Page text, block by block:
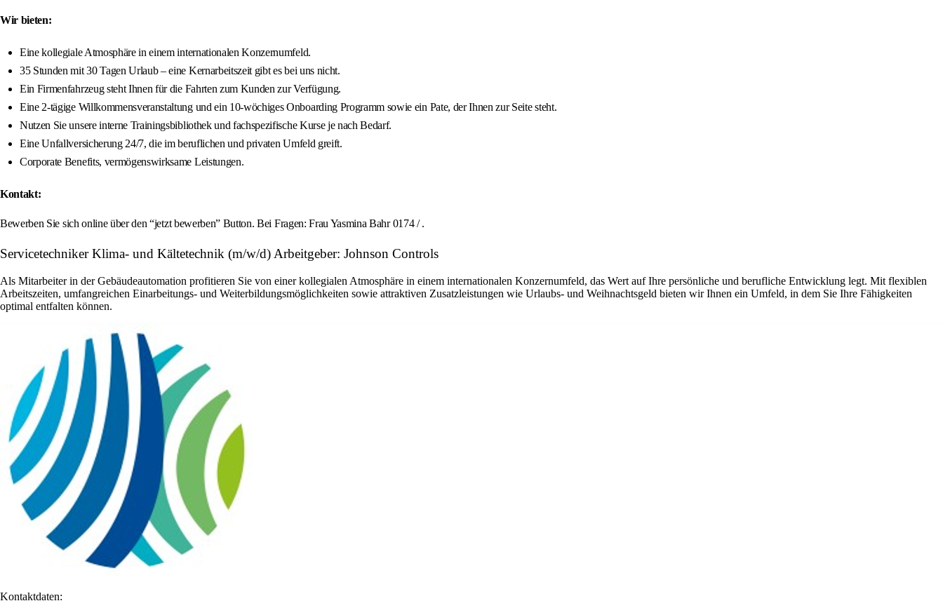
Wir bieten:
Eine kollegiale Atmosphäre in einem internationalen Konzernumfeld.
35 Stunden mit 30 Tagen Urlaub – eine Kernarbeitszeit gibt es bei uns nicht.
Ein Firmenfahrzeug steht Ihnen für die Fahrten zum Kunden zur Verfügung.
Eine 2-tägige Willkommensveranstaltung und ein 10-wöchiges Onboarding Programm sowie ein Pate, der Ihnen zur Seite steht.
Nutzen Sie unsere interne Trainingsbibliothek und fachspezifische Kurse je nach Bedarf.
Eine Unfallversicherung 24/7, die im beruflichen und privaten Umfeld greift.
Corporate Benefits, vermögenswirksame Leistungen.
Kontakt:
Bewerben Sie sich online über den “jetzt bewerben” Button. Bei Fragen: Frau Yasmina Bahr 0174 / .
Servicetechniker Klima- und Kältetechnik (m/w/d) Arbeitgeber: Johnson Controls
Als Mitarbeiter in der Gebäudeautomation profitieren Sie von einer kollegialen Atmosphäre in einem internationalen Konzernumfeld, das Wert auf Ihre persönliche und berufliche Entwicklung legt. Mit flexiblen
Arbeitszeiten, umfangreichen Einarbeitungs- und Weiterbildungsmöglichkeiten sowie attraktiven Zusatzleistungen wie Urlaubs- und Weihnachtsgeld bieten wir Ihnen ein Umfeld, in dem Sie Ihre Fähigkeiten
optimal entfalten können.
Kontaktdaten: